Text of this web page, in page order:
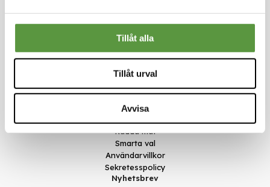
Tillåt alla
Tillåt urval
Avvisa
Nyhetsbrev
Länkar
Om oss
Rädda mat
Smarta val
Användarvillkor
Sekretesspolicy
Kungstorget 1
451 30 Uddevalla
Org.nr. 559173-1277